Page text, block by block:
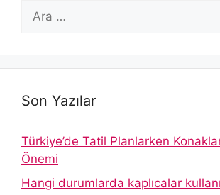
için
Son Yazılar
Türkiye’de Tatil Planlarken
Önemi
Hangi durumlarda kaplıcalar